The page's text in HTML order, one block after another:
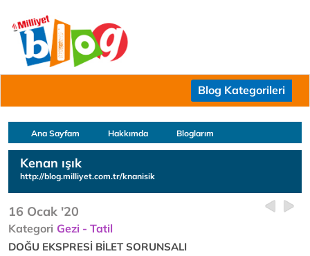
Blog Kategorileri
Ana Sayfam Hakkımda Bloglarım
Kenan ışık
http://blog.milliyet.com.tr/knanisik
16 Ocak '20
Kategori Gezi - Tatil
DOĞU EKSPRESİ BİLET SORUNSALI